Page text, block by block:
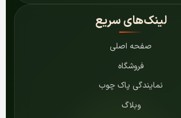
لینک‌های سریع
صفحه اصلی
فروشگاه
نمایندگی پاک چوب
وبلاگ